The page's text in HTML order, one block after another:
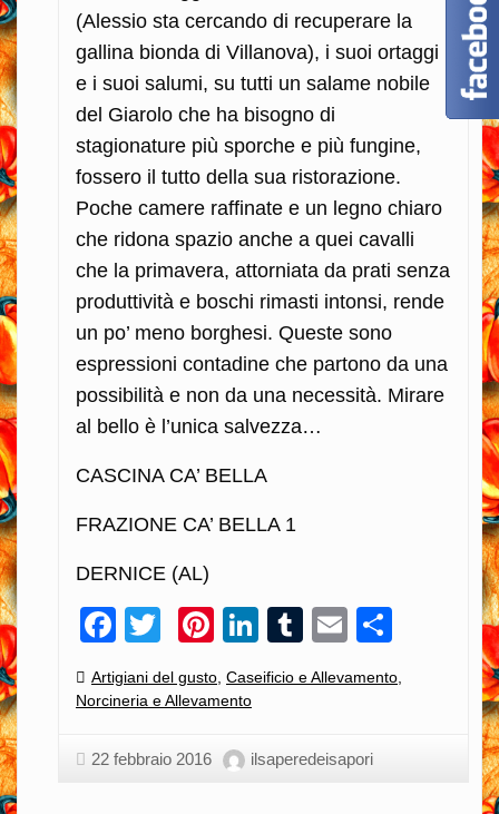
(Alessio sta cercando di recuperare la
gallina bionda di Villanova), i suoi ortaggi
e i suoi salumi, su tutti un salame nobile
del Giarolo che ha bisogno di
stagionature più sporche e più fungine,
fossero il tutto della sua ristorazione.
Poche camere raffinate e un legno chiaro
che ridona spazio anche a quei cavalli
che la primavera, attorniata da prati senza
produttività e boschi rimasti intonsi, rende
un po’ meno borghesi. Queste sono
espressioni contadine che partono da una
possibilità e non da una necessità. Mirare
al bello è l’unica salvezza…
CASCINA CA’ BELLA
FRAZIONE CA’ BELLA 1
DERNICE (AL)
Facebook
TwitterPinterest
LinkedIn
Tumblr
Email
Categories:
Artigiani del gusto Caseificio e Allevamento
Norcineria e Allevamento
22 febbraio 2016 ilsaperedeisapori